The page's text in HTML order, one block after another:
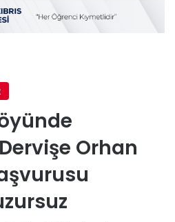
Orhan